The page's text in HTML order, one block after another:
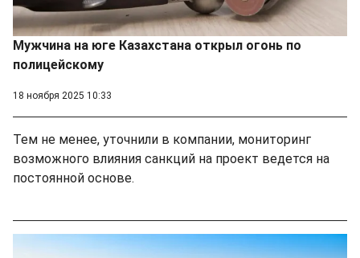
Мужчина на юге Казахстана открыл огонь по
полицейскому
18 ноября 2025 10:33
Тем не менее, уточнили в компании, мониторинг
возможного влияния санкций на проект ведется на
постоянной основе.